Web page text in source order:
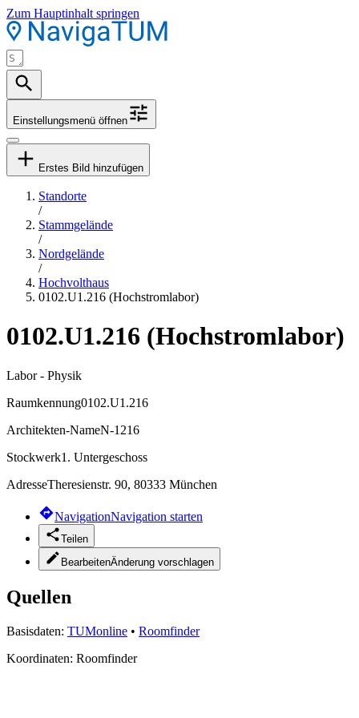
Zum Hauptinhalt springen
Einstellungsmenü öffnen
Erstes Bild hinzufügen
Standorte
/
Stammgelände
/
Nordgelände
/
Hochvolthaus
0102.U1.216 (Hochstromlabor)
0102.U1.216 (Hochstromlabor)
Labor - Physik
Raumkennung0102.U1.216
Architekten-NameN-1216
Stockwerk1. Untergeschoss
AdresseTheresienstr. 90, 80333 München
NavigationNavigation starten
Teilen
BearbeitenÄnderung vorschlagen
Quellen
Basisdaten: TUMonline • Roomfinder
Koordinaten: Roomfinder